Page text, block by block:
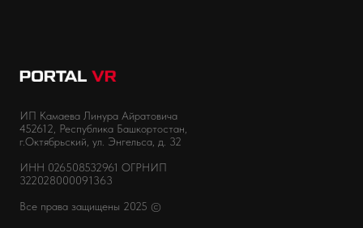
ИП Камаева Линура Айратовича
452612, Республика Башкортостан,
г.Октябрьский, ул. Энгельса, д. 32
ИНН 026508532961 ОГРНИП
322028000091363
Все права защищены 2025 ©